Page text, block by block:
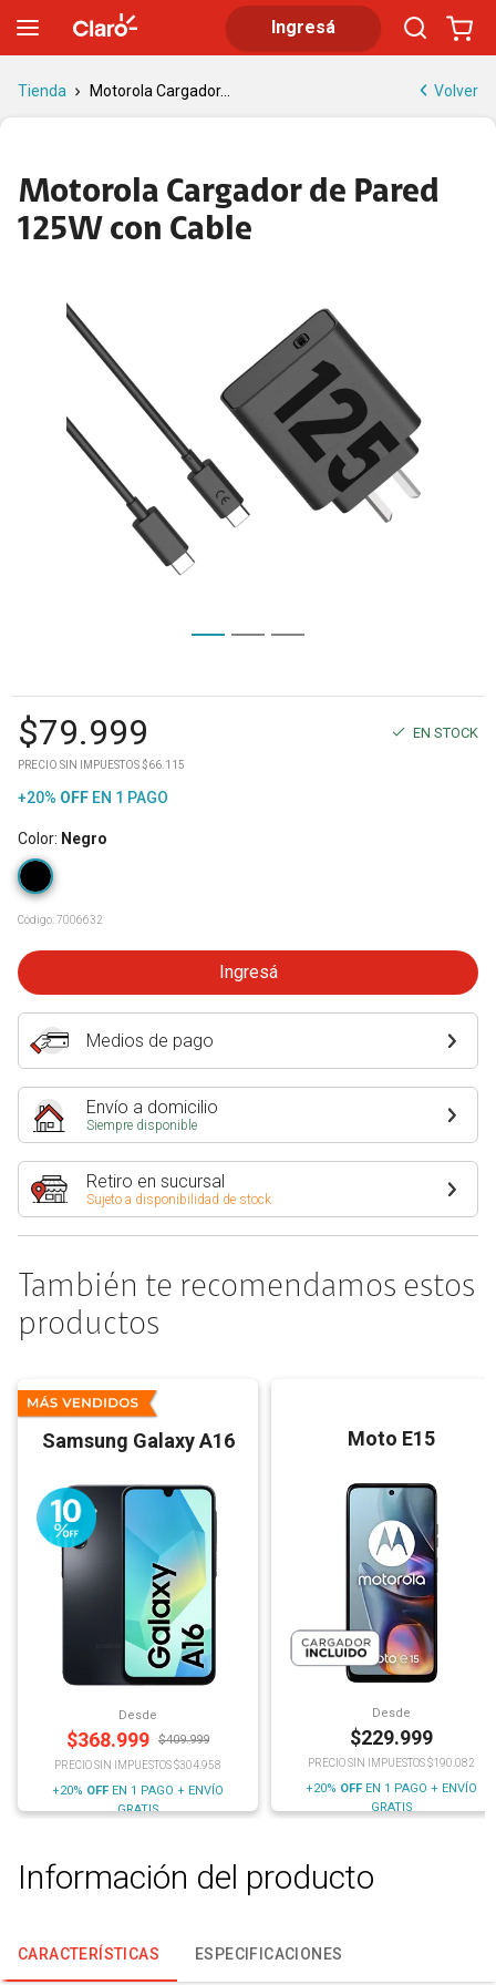
Ingresá
Tienda Motorola Cargador... Volver
Motorola Cargador de Pared
125W con Cable
$79.999 EN STOCK
PRECIO SIN IMPUESTOS $66.115
+20% OFF EN 1 PAGO
Color: Negro
Código:7006632
Ingresá
Medios de pago
Envío a domicilio
Siempre disponible
Retiro en sucursal
Sujeto a disponibilidad de stock
También te recomendamos estos
productos
Samsung Galaxy A16
Desde
$368.999 $409.999
PRECIO SIN IMPUESTOS $304.958
+20% OFF EN 1 PAGO + ENVÍO
GRATIS
Moto E15
Desde
$229.999
PRECIO SIN IMPUESTOS $190.082
+20% OFF EN 1 PAGO + ENVÍO
GRATIS
Información del producto
CARACTERÍSTICAS ESPECIFICACIONES
Motorola Cargador de Pared 125W con Cable | Tienda Claro